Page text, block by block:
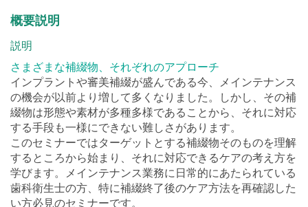
概要説明
説明
さまざまな補綴物、それぞれのアプローチ
インプラントや審美補綴が盛んである今、メインテナンス
の機会が以前より増して多くなりました。しかし、その補
綴物は形態や素材が多種多様であることから、それに対応
する手段も一様にできない難しさがあります。
このセミナーではターゲットとする補綴物そのものを理解
するところから始まり、それに対応できるケアの考え方を
学びます。メインテナンス業務に日常的にあたられている
歯科衛生士の方、特に補綴終了後のケア方法を再確認した
い方必見のセミナーです。